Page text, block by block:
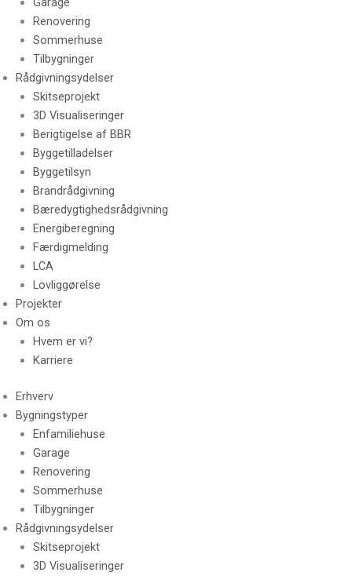
Renovering
Sommerhuse
Tilbygninger
Rådgivningsydelser
Skitseprojekt
3D Visualiseringer
Berigtigelse af BBR
Byggetilladelser
Byggetilsyn
Brandrådgivning
Bæredygtighedsrådgivning
Energiberegning
Færdigmelding
LCA
Lovliggørelse
Projekter
Om os
Hvem er vi?
Karriere
Erhverv
Bygningstyper
Enfamiliehuse
Garage
Renovering
Sommerhuse
Tilbygninger
Rådgivningsydelser
Skitseprojekt
3D Visualiseringer